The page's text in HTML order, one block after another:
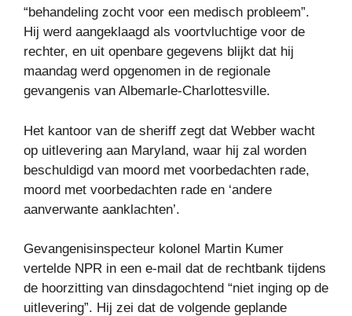
“behandeling zocht voor een medisch probleem”.
Hij werd aangeklaagd als voortvluchtige voor de
rechter, en uit openbare gegevens blijkt dat hij
maandag werd opgenomen in de regionale
gevangenis van Albemarle-Charlottesville.
Het kantoor van de sheriff zegt dat Webber wacht
op uitlevering aan Maryland, waar hij zal worden
beschuldigd van moord met voorbedachten rade,
moord met voorbedachten rade en ‘andere
aanverwante aanklachten’.
Gevangenisinspecteur kolonel Martin Kumer
vertelde NPR in een e-mail dat de rechtbank tijdens
de hoorzitting van dinsdagochtend “niet inging op de
uitlevering”. Hij zei dat de volgende geplande